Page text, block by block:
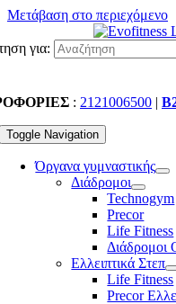
Μετάβαση στο περιεχόμενο
για:
: 2121006500 |
Toggle Navigation
Όργανα γυμναστικής
Διάδρομοι
Technogym
Precor
Life Fitness
Διάδρομοι
Ελλειπτικά Στεπ
Life Fitness
Precor